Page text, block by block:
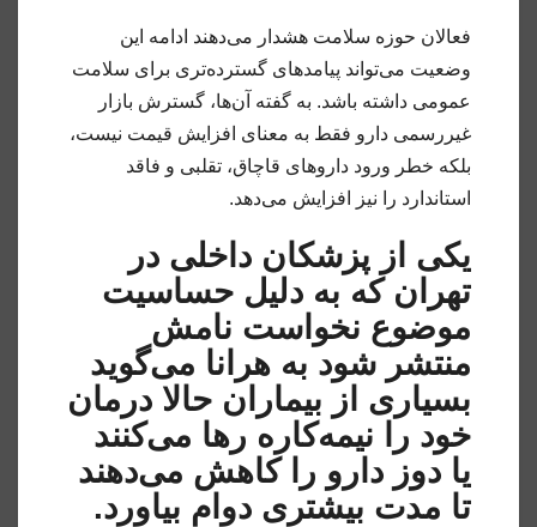
فعالان حوزه سلامت هشدار می‌دهند ادامه این
وضعیت می‌تواند پیامدهای گسترده‌تری برای سلامت
عمومی داشته باشد. به گفته آن‌ها، گسترش بازار
غیررسمی دارو فقط به معنای افزایش قیمت نیست،
بلکه خطر ورود داروهای قاچاق، تقلبی و فاقد
استاندارد را نیز افزایش می‌دهد.
یکی از پزشکان داخلی در
تهران که به دلیل حساسیت
موضوع نخواست نامش
منتشر شود به هرانا می‌گوید
بسیاری از بیماران حالا درمان
خود را نیمه‌کاره رها می‌کنند
یا دوز دارو را کاهش می‌دهند
تا مدت بیشتری دوام بیاورد.